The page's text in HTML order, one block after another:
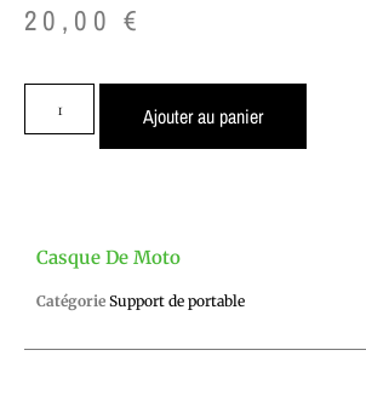
20,00€
Ajouter au panier
Casque De Moto
Catégorie Support de portable